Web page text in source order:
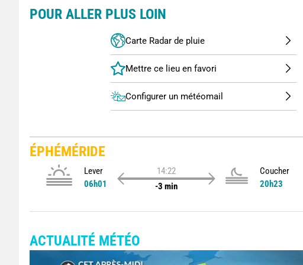
POUR ALLER PLUS LOIN
Carte Radar de pluie
Configurer un météomail
ÉPHÉMÉRIDE
Lever
06h01
14:22
-3 min
Coucher
20h23
ACTUALITÉ MÉTÉO